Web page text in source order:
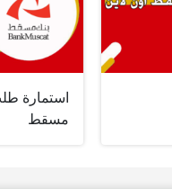
استمارة
مسقط